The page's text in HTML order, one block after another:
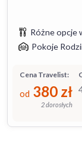
Różne opcje
Pokoje
Cena Travelist:
od 380 zł
2 dorosłych